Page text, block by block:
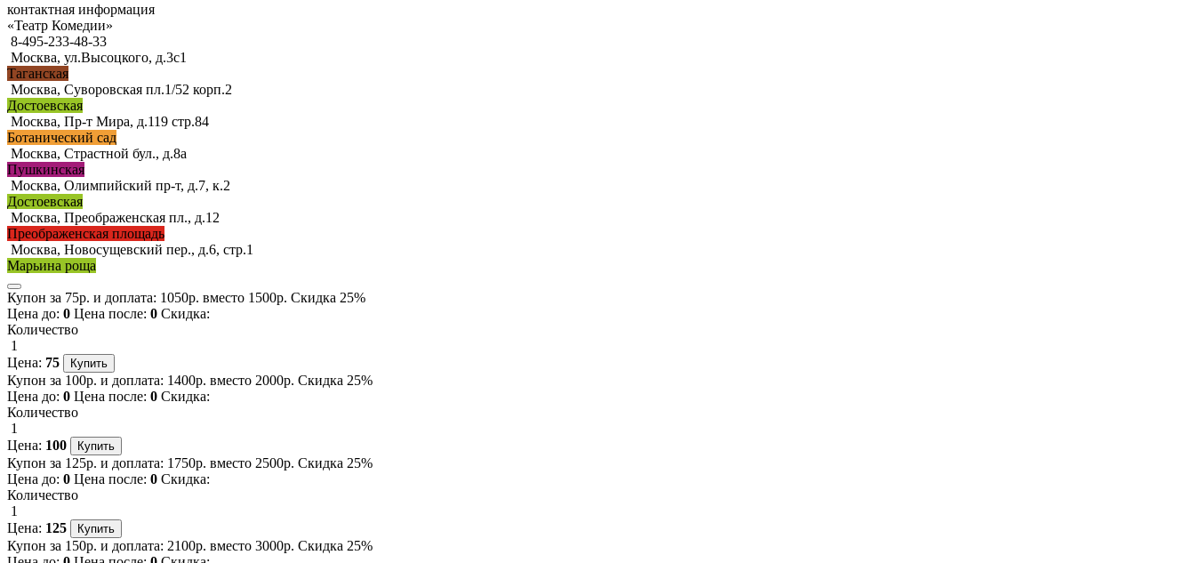
контактная информация
«Театр Комедии»
8-495-233-48-33
Москва, ул.Высоцкого, д.3с1
Таганская
Москва, Суворовская пл.1/52 корп.2
Достоевская
Москва, Пр-т Мира, д.119 стр.84
Ботанический сад
Москва, Страстной бул., д.8а
Пушкинская
Москва, Олимпийский пр-т, д.7, к.2
Достоевская
Москва, Преображенская пл., д.12
Преображенская площадь
Москва, Новосущевский пер., д.6, стр.1
Марьина роща
Купон за 75р. и доплата: 1050р. вместо 1500р. Скидка 25%
Цена до: 0 Цена после: 0 Скидка:
Количество
1
Цена: 75
Купон за 100р. и доплата: 1400р. вместо 2000р. Скидка 25%
Цена до: 0 Цена после: 0 Скидка:
Количество
1
Цена: 100
Купон за 125р. и доплата: 1750р. вместо 2500р. Скидка 25%
Цена до: 0 Цена после: 0 Скидка:
Количество
1
Цена: 125
Купон за 150р. и доплата: 2100р. вместо 3000р. Скидка 25%